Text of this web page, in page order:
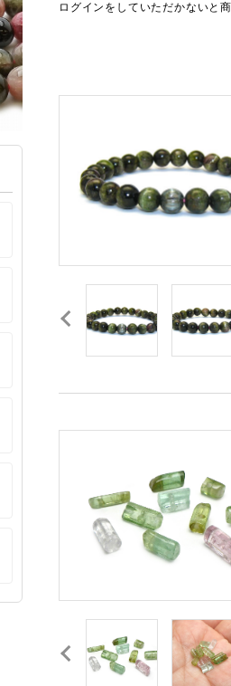
ログインをしていただかないと